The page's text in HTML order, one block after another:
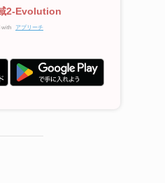
2-Evolution
with アプリーチ